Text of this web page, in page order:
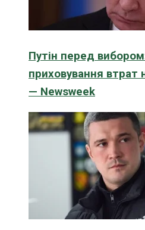
Путін перед
приховування втрат
— Newsweek